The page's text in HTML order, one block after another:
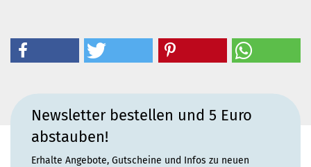
Newsletter bestellen und 5 Euro
abstauben!
Erhalte Angebote, Gutscheine und Infos zu neuen